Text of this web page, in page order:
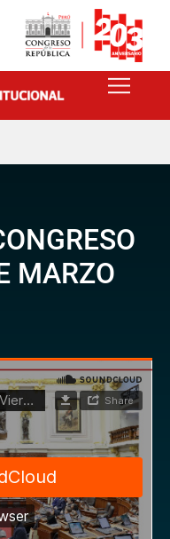
MARZO